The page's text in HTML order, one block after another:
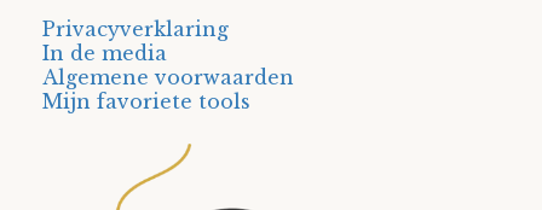
Privacyverklaring
In de media
Algemene voorwaarden
Mijn favoriete tools